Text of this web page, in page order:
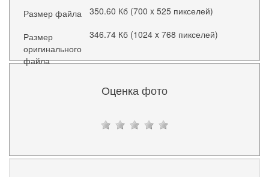
Размер файла
350.60 Кб (700 x 525 пикселей)
Размер
оригинального
файла
346.74 Кб (1024 x 768 пикселей)
Оценка фото